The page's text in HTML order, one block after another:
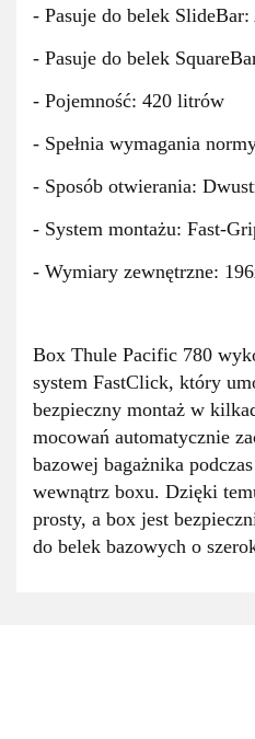
- Pasuje do belek
- Pasuje do belek
- Pojemność: 420 litrów
- Spełnia wymagania
- Sposób otwierania:
- System montażu: Fast-
- Wymiary zewnętrzne:
Box Thule Pacific 780
system FastClick, który
bezpieczny montaż w
mocowań automatycznie
bazowej bagażnika
wewnątrz boxu. Dzięki
prosty, a box jest
do belek bazowych o